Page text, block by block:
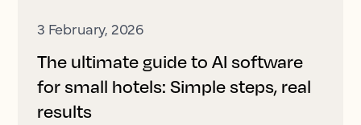
3 February, 2026
The ultimate guide to AI software
for small hotels: Simple steps, real
results